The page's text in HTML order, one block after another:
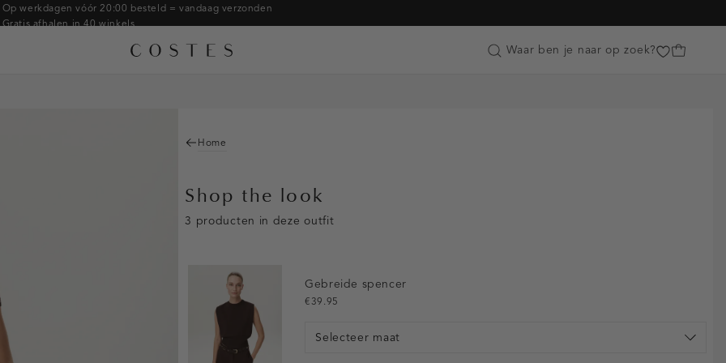
Op werkdagen vóór 20:00 besteld = vandaag verzonden
Gratis afhalen in 40 winkels
Betaal zoals jij wilt: o.a. Bancontact, Riverty, Apple pay & creditcard
Customer Care
Waar ben je naar op zoek?
Home
Shop the look
3 producten in deze outfit
Gebreide spencer
€39.95
Selecteer maat